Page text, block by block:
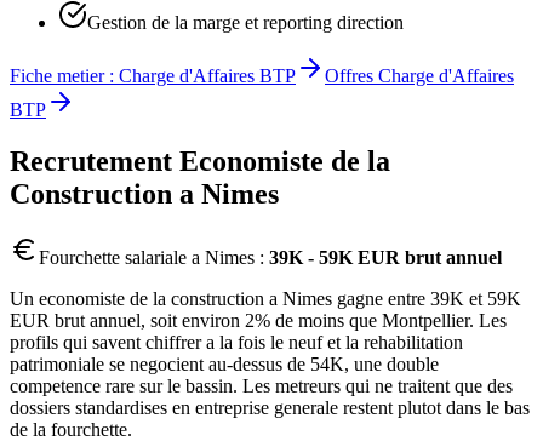
Gestion de la marge et reporting direction
Fiche metier : Charge d'Affaires BTP Offres Charge d'Affaires
BTP
Recrutement Economiste de la
Construction a Nimes
Fourchette salariale a Nimes : 39K - 59K EUR brut annuel
Un economiste de la construction a Nimes gagne entre 39K et 59K
EUR brut annuel, soit environ 2% de moins que Montpellier. Les
profils qui savent chiffrer a la fois le neuf et la rehabilitation
patrimoniale se negocient au-dessus de 54K, une double
competence rare sur le bassin. Les metreurs qui ne traitent que des
dossiers standardises en entreprise generale restent plutot dans le bas
de la fourchette.